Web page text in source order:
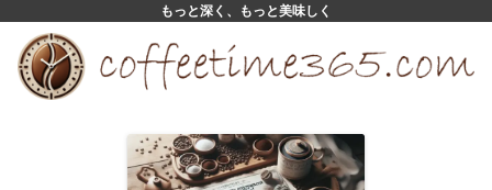
もっと深く、もっと美味しく